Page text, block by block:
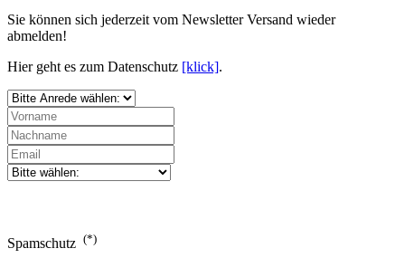
Sie können sich jederzeit vom Newsletter Versand wieder
abmelden!
Hier geht es zum Datenschutz [klick].
Spamschutz (*)